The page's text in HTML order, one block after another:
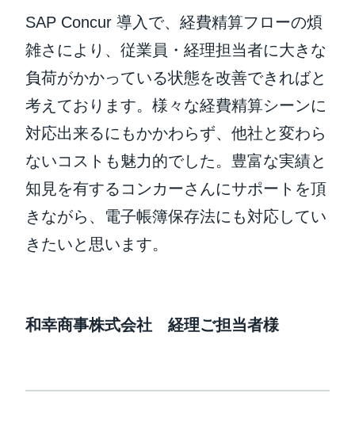
SAP Concur 導入で、経費精算フローの煩
雑さにより、従業員・経理担当者に大きな
負荷がかかっている状態を改善できればと
考えております。様々な経費精算シーンに
対応出来るにもかかわらず、他社と変わら
ないコストも魅力的でした。豊富な実績と
知見を有するコンカーさんにサポートを頂
きながら、電子帳簿保存法にも対応してい
きたいと思います。
和幸商事株式会社 経理ご担当者様